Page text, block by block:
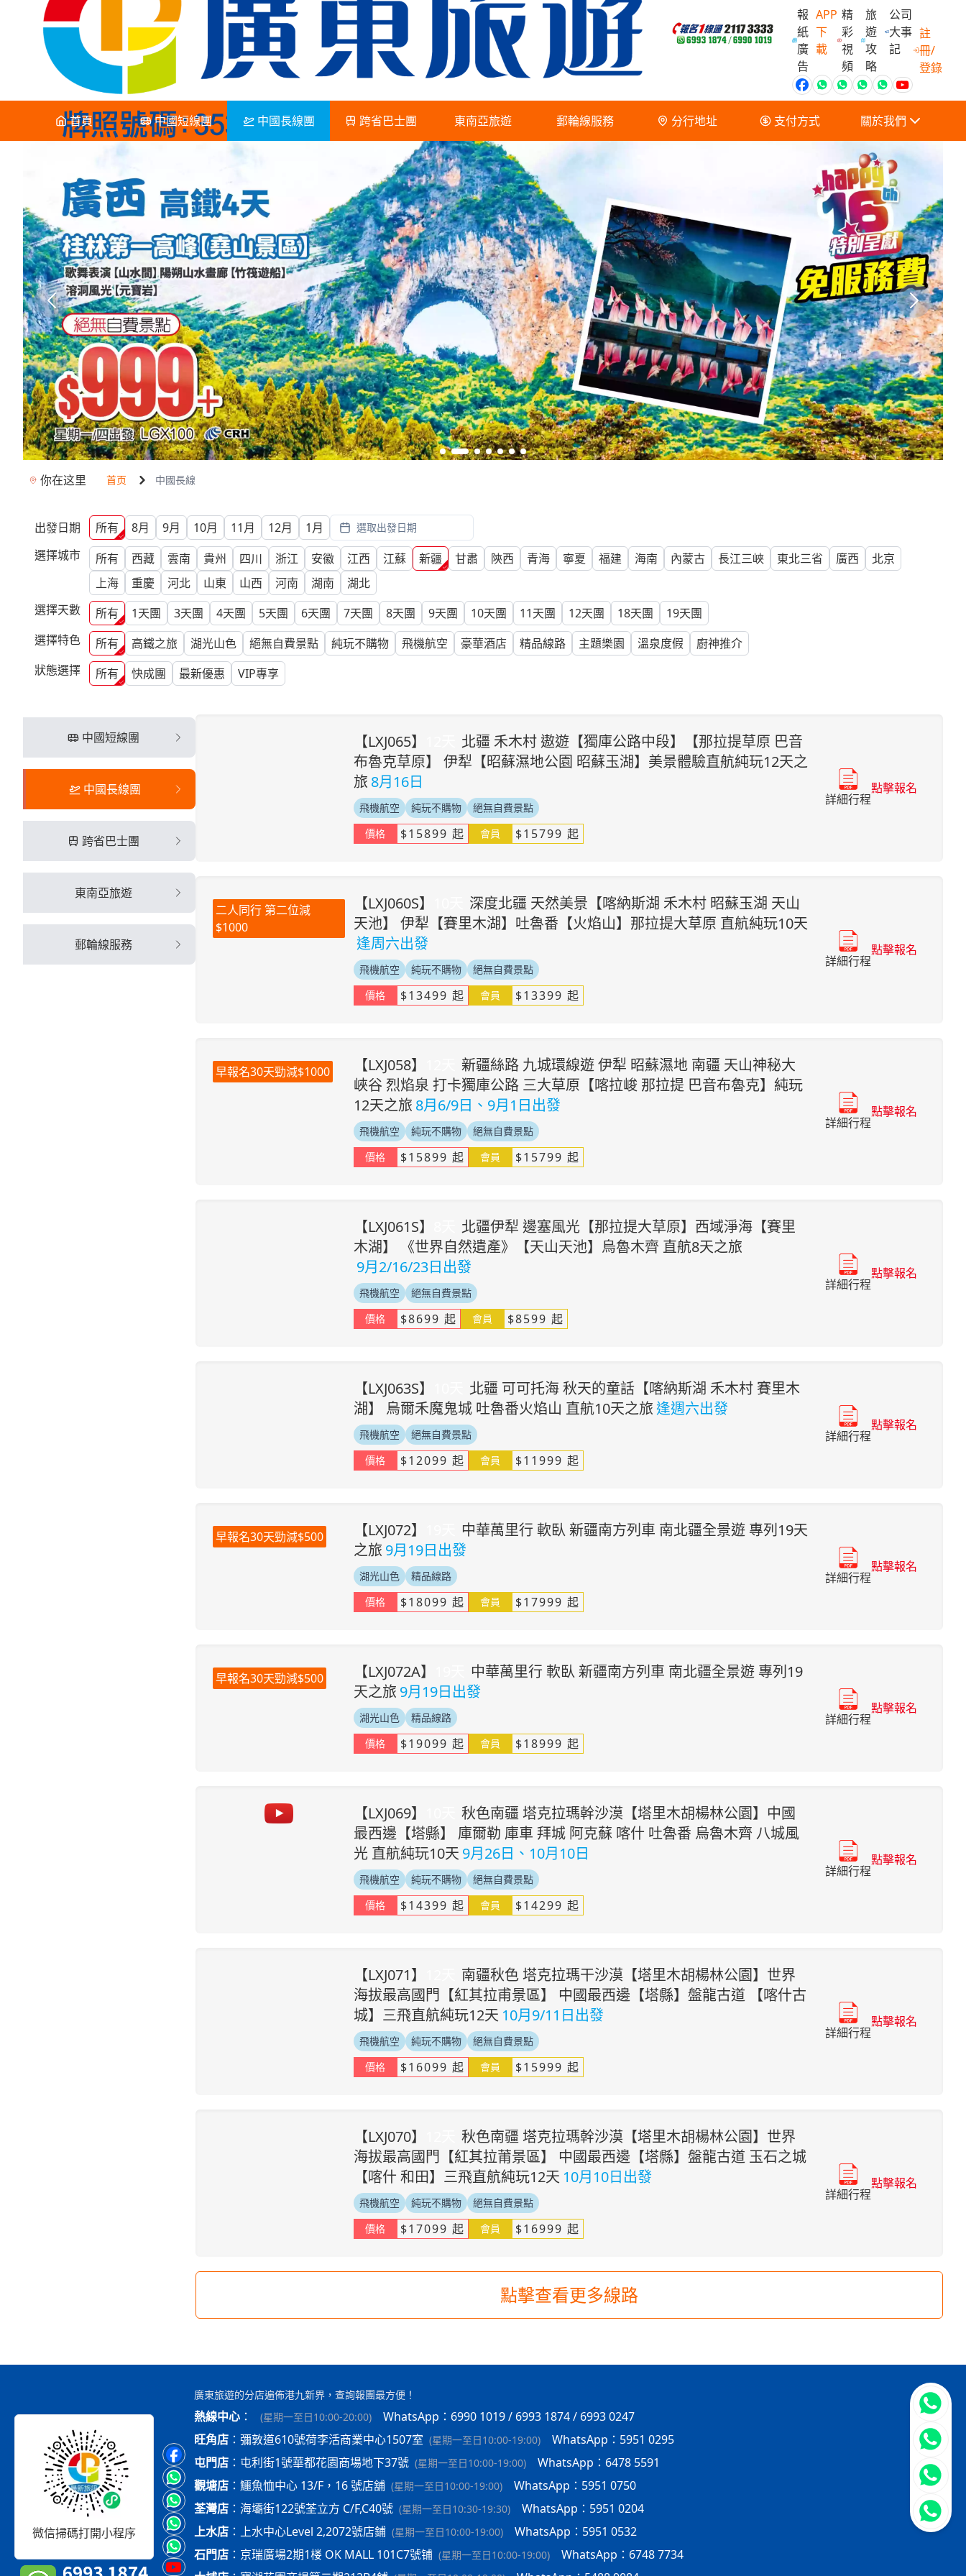
報
紙
廣
告
APP
下
載
精
彩
視
頻
旅
遊
攻
略
公司
大事
記
會員獨家
註
冊/
登錄
首頁 中國短線團 中國長線團 跨省巴士團 東南亞旅遊 郵輪線服務 分行地址 支付方式 關於我們
關於我們
服務條款及細則
你在这里 首页 中國長線
出發日期 所有 8月 9月 10月 11月 12月 1月 選取出發日期
選擇城市 所有 西藏 雲南 貴州 四川 浙江 安徽 江西 江蘇 新疆 甘肅 陝西 青海 寧夏 福建 海南 內蒙古 長江三峽 東北三省 廣西
北京
上海
重慶 河北 山東 山西 河南 湖南
湖北
選擇天數
所有 1天團 3天團 4天團 5天團 6天團 7天團 8天團 9天團 10天團 11天團 12天團 18天團 19天團
選擇特色
所有 高鐵之旅 湖光山色 絕無自費景點 純玩不購物 飛機航空 豪華酒店 精品線路 主題樂園 溫泉度假
廚神推介
狀態選擇
所有 快成團 最新優惠 VIP專享
中國短線團
中國長線團
跨省巴士團
東南亞旅遊
郵輪線服務
【LXJ065】
北疆 禾木村 遨遊【獨庫公路中段】【那拉提草原 巴音
布魯克草原】 伊犁【昭蘇濕地公園 昭蘇玉湖】美景體驗直航純玩12天之
旅 8月16日
飛機航空 純玩不購物
絕無自費景點
價格
$15899 起 會員 $15799 起
詳細行程
點擊報名
二人同行 第二位減
$1000
【LXJ060S】
深度北疆 天然美景【喀納斯湖 禾木村 昭蘇玉湖 天山
天池】 伊犁【賽里木湖】吐魯番【火焰山】那拉提大草原 直航純玩10天
逢周六出發
飛機航空 純玩不購物
絕無自費景點
價格
$13499 起 會員 $13399 起
詳細行程
點擊報名
早報名30天勁減$1000 【LXJ058】
新疆絲路 九城環線遊 伊犁 昭蘇濕地 南疆 天山神秘大
峽谷 烈焰泉 打卡獨庫公路 三大草原【喀拉峻 那拉提 巴音布魯克】純玩
12天之旅 8月6/9日、9月1日出發
飛機航空 純玩不購物
絕無自費景點
價格
$15899 起 會員 $15799 起
詳細行程
點擊報名
【LXJ061S】
北疆伊犁 邊塞風光【那拉提大草原】西域淨海【賽里
木湖】 《世界自然遺產》【天山天池】烏魯木齊 直航8天之旅
9月2/16/23日出發
飛機航空
絕無自費景點
價格
$8699 起 會員 $8599 起
詳細行程
點擊報名
【LXJ063S】
北疆 可可托海 秋天的童話【喀納斯湖 禾木村 賽里木
湖】 烏爾禾魔鬼城 吐魯番火焰山 直航10天之旅逢週六出發
飛機航空
絕無自費景點
價格
$12099 起 會員 $11999 起
詳細行程
點擊報名
早報名30天勁減$500 【LXJ072】
中華萬里行 軟臥 新疆南方列車 南北疆全景遊 專列19天
之旅 9月19日出發
湖光山色
精品線路
價格
$18099 起 會員 $17999 起
詳細行程
點擊報名
早報名30天勁減$500 【LXJ072A】
中華萬里行 軟臥 新疆南方列車 南北疆全景遊 專列19
天之旅 9月19日出發
湖光山色
精品線路
價格
$19099 起 會員 $18999 起
詳細行程
點擊報名
【LXJ069】
秋色南疆 塔克拉瑪幹沙漠【塔里木胡楊林公園】中國
最西邊【塔縣】 庫爾勒 庫車 拜城 阿克蘇 喀什 吐魯番 烏魯木齊 八城風
光 直航純玩10天 9月26日、10月10日
飛機航空 純玩不購物
絕無自費景點
價格
$14399 起 會員 $14299 起
詳細行程
點擊報名
【LXJ071】
南疆秋色 塔克拉瑪干沙漠【塔里木胡楊林公園】世界
海拔最高國門【紅其拉甫景區】 中國最西邊【塔縣】盤龍古道 【喀什古
城】三飛直航純玩12天 10月9/11日出發
飛機航空 純玩不購物
絕無自費景點
價格
$16099 起 會員 $15999 起
詳細行程
點擊報名
【LXJ070】
秋色南疆 塔克拉瑪幹沙漠【塔里木胡楊林公園】世界
海拔最高國門【紅其拉莆景區】 中國最西邊【塔縣】盤龍古道 玉石之城
【喀什 和田】三飛直航純玩12天 10月10日出發
飛機航空 純玩不購物
絕無自費景點
價格
$17099 起 會員 $16999 起
詳細行程
點擊報名
點擊查看更多線路
微信掃碼打開小程序
廣東旅遊的分店遍佈港九新界，查詢報團最方便！
熱線中心 ： (星期一至日10:00-20:00)
WhatsApp：6990 1019 / 6993 1874 / 6993 0247
旺角店 ： 彌敦道610號荷李活商業中心1507室 (星期一至日10:00-19:00)
WhatsApp：5951 0295
屯門店 ： 屯利街1號華都花園商場地下37號 (星期一至日10:00-19:00)
WhatsApp：6478 5591
觀塘店 ： 鱷魚恤中心 13/F，16 號店舖 (星期一至日10:00-19:00)
WhatsApp：5951 0750
荃灣店 ： 海壩街122號荃立方 C/F,C40號 (星期一至日10:30-19:30)
WhatsApp：5951 0204
上水店 ： 上水中心Level 2,2072號店鋪 (星期一至日10:00-19:00)
WhatsApp：5951 0532
石門店 ： 京瑞廣場2期1楼 OK MALL 101C7號铺 (星期一至日10:00-19:00)
WhatsApp：6748 7734
立即